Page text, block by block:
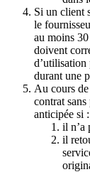
Si un client
le
au moins
doivent
d’utilisation
durant une
Au cours
contrat
anticipée si :
il n’a
il